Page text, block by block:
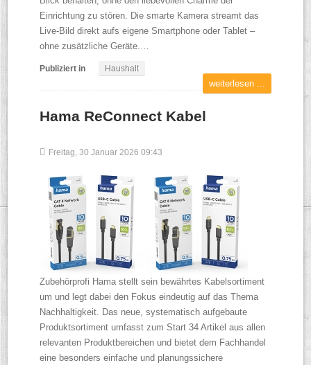
Einrichtung zu stören. Die smarte Kamera streamt das
Live-Bild direkt aufs eigene Smartphone oder Tablet –
ohne zusätzliche Geräte.…
Publiziert in Haushalt
weiterlesen ...
Hama ReConnect Kabel
Freitag, 30 Januar 2026 09:43
Zubehörprofi Hama stellt sein bewährtes Kabelsortiment
um und legt dabei den Fokus eindeutig auf das Thema
Nachhaltigkeit. Das neue, systematisch aufgebaute
Produktsortiment umfasst zum Start 34 Artikel aus allen
relevanten Produktbereichen und bietet dem Fachhandel
eine besonders einfache und planungssichere